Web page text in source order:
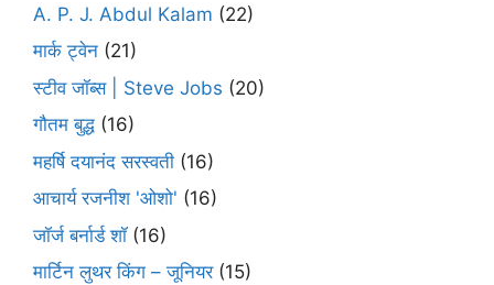
A. P. J. Abdul Kalam (22)
मार्क ट्वेन (21)
स्टीव जॉब्स | Steve Jobs (20)
गौतम बुद्ध (16)
महर्षि दयानंद सरस्वती (16)
आचार्य रजनीश 'ओशो' (16)
जॉर्ज बर्नार्ड शॉ(16)
मार्टिन लुथर किंग – जूनियर(15)